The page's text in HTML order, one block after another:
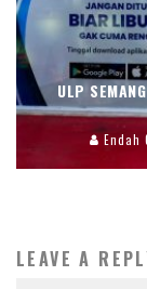
ULP
Endah
LEAVE A